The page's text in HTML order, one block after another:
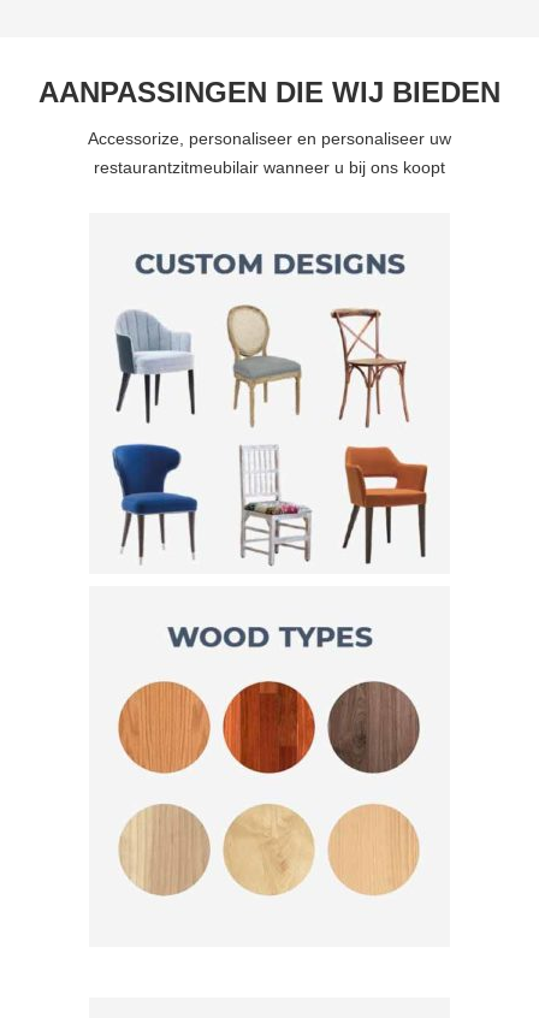
AANPASSINGEN DIE WIJ BIEDEN
Accessorize, personaliseer en personaliseer uw
restaurantzitmeubilair wanneer u bij ons koopt